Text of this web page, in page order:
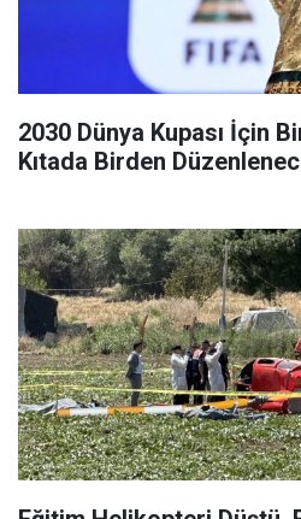
2030 Dünya Kupası İçin
Kıtada Birden